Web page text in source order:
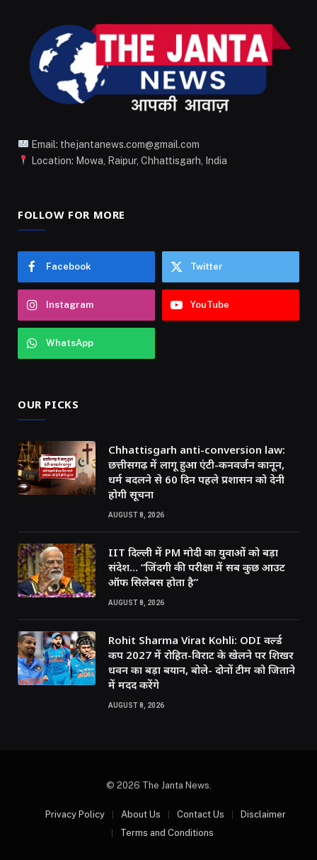
Email: thejantanews.com@gmail.com
Location: Mowa, Raipur, Chhattisgarh, India
FOLLOW FOR MORE
Facebook Twitter
Instagram YouTube
WhatsApp
OUR PICKS
Chhattisgarh anti-conversion law:
छत्तीसगढ़ में लागू हुआ एंटी-कनवर्जन कानून,
धर्म बदलने से 60 दिन पहले प्रशासन को देनी
होगी सूचना
AUGUST 8, 2026
IIT दिल्ली में PM मोदी का युवाओं को बड़ा
संदेश… “जिंदगी की परीक्षा में सब कुछ आउट
ऑफ सिलेबस होता है”
AUGUST 8, 2026
Rohit Sharma Virat Kohli: ODI वर्ल्ड
कप 2027 में रोहित-विराट के खेलने पर शिखर
धवन का बड़ा बयान, बोले- दोनों टीम को जिताने
में मदद करेंगे
AUGUST 8, 2026
© 2026 The Janta News.
Privacy Policy About Us Contact Us
Disclaimer
Terms and Conditions